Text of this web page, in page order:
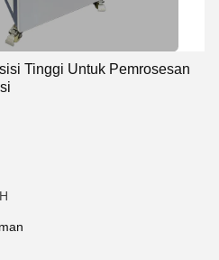
Tinggi Untuk Pemrosesan